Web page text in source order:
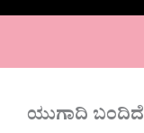
ಯುಗಾದಿ ಬಂದಿದೆ